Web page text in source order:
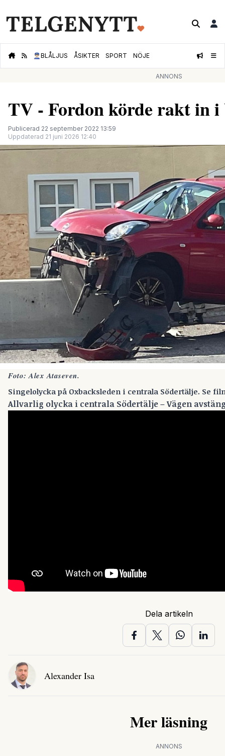
👮🏻‍♂️BLÅLJUS ÅSIKTER SPORT NÖJE
ANNONS
TV - Fordon körde rakt in i
Publicerad 22 september 2022 13:59
Uppdaterad 21 juni 2026 12:40
Foto: Alex Ataseven.
Singelolycka på Oxbacksleden i centrala Södertälje. Se
Allvarlig olycka i centrala Södertälje – Vägen
Dela artikeln
Alexander Isa
Mer läsning
ANNONS